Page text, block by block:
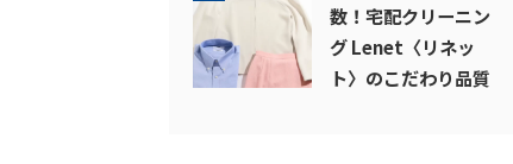
数！宅配クリーニン
グ Lenet〈リネッ
ト〉のこだわり品質